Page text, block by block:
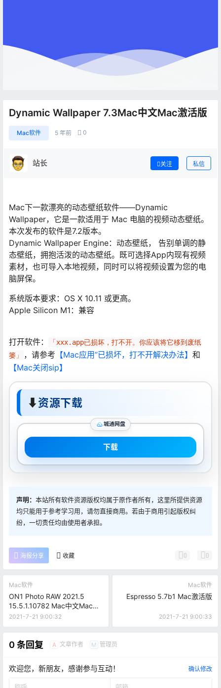
Dynamic Wallpaper 7.3Mac中文Mac激活版
Mac软件 5 年前 0
站长 关注 私信
Mac下一款漂亮的动态壁纸软件——Dynamic
Wallpaper，它是一款适用于 Mac 电脑的视频动态壁纸。
本次发布的软件是7.2版本。
Dynamic Wallpaper Engine：动态壁纸， 告别单调的静
态壁纸，拥抱活泼的动态壁纸。既可选择App内现有视频
素材，也可导入本地视频，同时可以将视频设置为您的电
脑屏保。
系统版本要求：OS X 10.11 或更高。
Apple Silicon M1：兼容
打开软件：
「xxx.app已损坏，打不开。你应该将它移到废纸
篓」
，请参考 【Mac应用”已损坏，打不开解决办法】 和
【Mac关闭sip】
⬇资源下载
城通网盘
下载
声明： 本站所有软件资源版权均属于原作者所有，这里所提供资源
均只能用于参考学习用，请勿直接商用。若由于商用引起版权纠
纷，一切责任均由使用者承担。
海报分享 收藏 0 0
Mac软件
ON1 Photo RAW 2021.5
15.5.1.10782 Mac中文Mac激
活版
2021-7-21 9:00:32
Mac软件
Espresso 5.7b1 Mac激活版
2021-7-21 9:00:33
0 条回复 A 文章作者 M 管理员
欢迎您，新朋友，感谢参与互动！ 确认修改